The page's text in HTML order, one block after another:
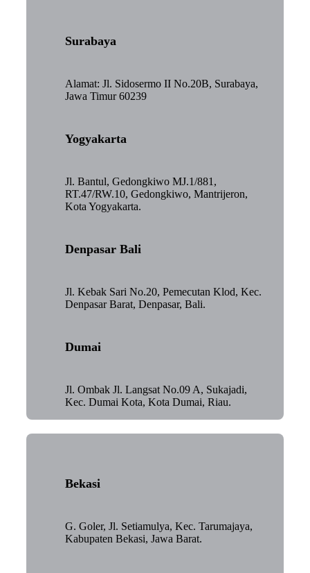
Surabaya
Alamat: Jl. Sidosermo II No.20B, Surabaya,
Jawa Timur 60239
Yogyakarta
Jl. Bantul, Gedongkiwo MJ.1/881,
RT.47/RW.10, Gedongkiwo, Mantrijeron,
Kota Yogyakarta.
Denpasar Bali
Jl. Kebak Sari No.20, Pemecutan Klod, Kec.
Denpasar Barat, Denpasar, Bali.
Dumai
Jl. Ombak Jl. Langsat No.09 A, Sukajadi,
Kec. Dumai Kota, Kota Dumai, Riau.
Bekasi
G. Goler, Jl. Setiamulya, Kec. Tarumajaya,
Kabupaten Bekasi, Jawa Barat.